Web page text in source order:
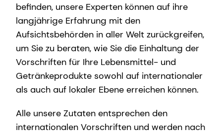
befinden, unsere Experten können auf ihre
langjährige Erfahrung mit den
Aufsichtsbehörden in aller Welt zurückgreifen,
um Sie zu beraten, wie Sie die Einhaltung der
Vorschriften für Ihre Lebensmittel- und
Getränkeprodukte sowohl auf internationaler
als auch auf lokaler Ebene erreichen können.
Alle unsere Zutaten entsprechen den
internationalen Vorschriften und werden nach